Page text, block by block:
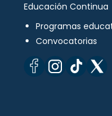
Educación Continua
Programas
Convocatorias